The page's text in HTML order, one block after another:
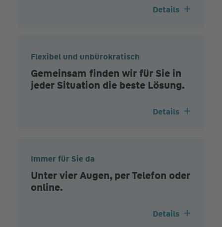
Details
Flexibel und unbürokratisch
Gemeinsam finden wir für Sie in
jeder Situation die beste Lösung.
Details
Immer für Sie da
Unter vier Augen, per Telefon oder
online.
Details